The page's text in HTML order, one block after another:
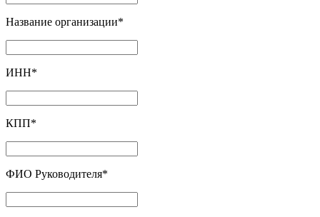
Название организации*
ИНН*
КПП*
ФИО Руководителя*